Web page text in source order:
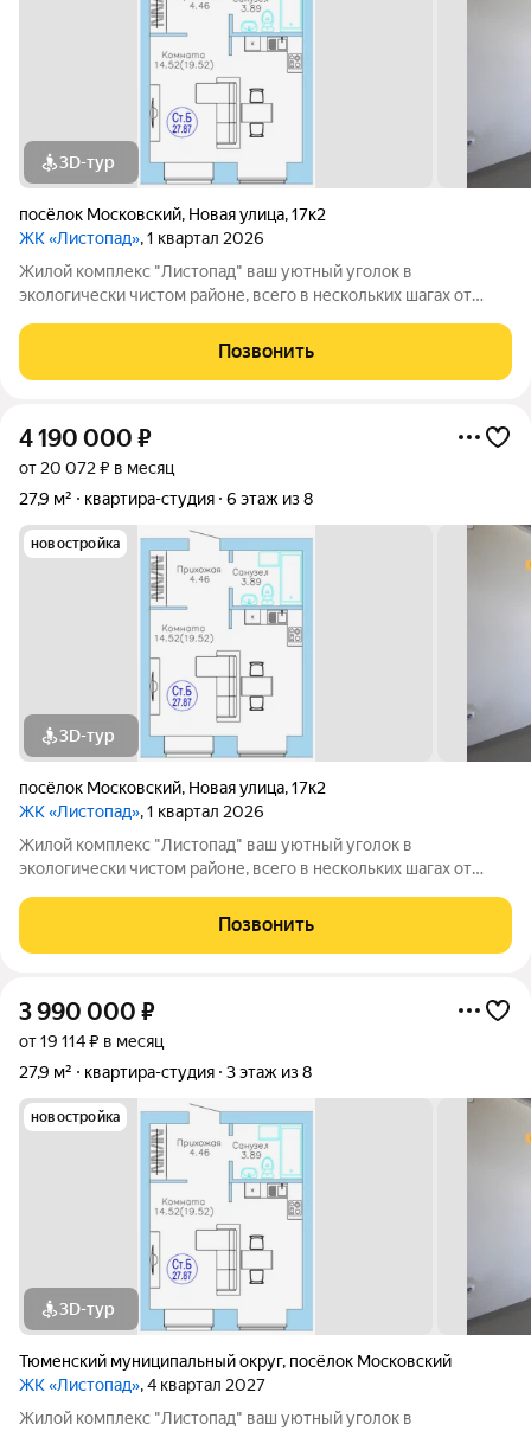
3D-тур
посёлок Московский, Новая улица,17к2
ЖК «Листопад», 1 квартал 2026
Жилой комплекс "Листопад" ваш уютный уголок в
экологически чистом районе, всего в нескольких шагах от
ждут просторные квартиры в настоящем кирпичном доме с
высокими потолками и большими
Позвонить
4 190 000 ₽
от 20 072 ₽ в месяц
27,9 м²
квартира-студия 6 этаж из 8
новостройка
3D-тур
посёлок Московский, Новая улица,17к2
ЖК «Листопад», 1 квартал 2026
Жилой комплекс "Листопад" ваш уютный уголок в
экологически чистом районе, всего в нескольких шагах от
ждут просторные квартиры в настоящем кирпичном доме с
высокими потолками и большими
Позвонить
3 990 000 ₽
от 19 114 ₽ в месяц
27,9 м²
квартира-студия 3 этаж из 8
новостройка
3D-тур
Тюменский муниципальный округ, посёлок Московский
ЖК «Листопад», 4 квартал 2027
Жилой комплекс "Листопад" ваш уютный уголок в